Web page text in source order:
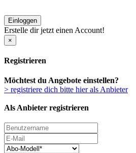
Einloggen
Erstelle dir jetzt einen Account!
×
Registrieren
Möchtest du Angebote einstellen?
> registriere dich bitte hier als Anbieter
Als Anbieter registrieren